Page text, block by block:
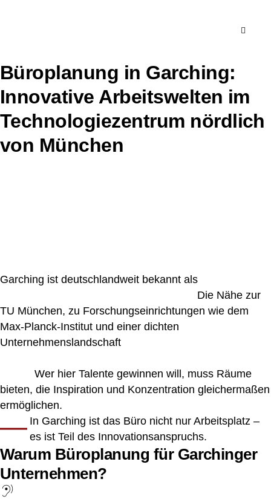
Büroplanung in Garching:
Innovative Arbeitswelten im
Technologiezentrum nördlich
von München
Garching ist deutschlandweit bekannt als
Die Nähe zur
TU München, zu Forschungseinrichtungen wie dem
Max-Planck-Institut und einer dichten
Unternehmenslandschaft
Wer hier Talente gewinnen will, muss Räume
bieten, die Inspiration und Konzentration gleichermaßen
ermöglichen.
In Garching ist das Büro nicht nur Arbeitsplatz –
es ist Teil des Innovationsanspruchs.
Warum Büroplanung für Garchinger
Unternehmen?